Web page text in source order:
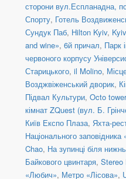
сторони вул.Еспланадна,
Спорту, Готель
Сундук Паб, Hilton Kyiv,
and wine», 6й причал, Парк
червоного корпусу
Старицького, il Molino,
Возджвіженський дворик,
Підвал Культури, Octo tower
кімнат ZQuest (вул. Б.
Київ Експо Плаза, Яхта-
Національного
Chao, На зупинці біля
Байкового цвинтаря,
«Любич», Метро «Лісова»,